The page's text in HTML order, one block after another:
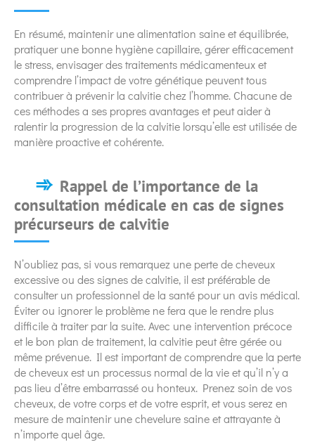
En résumé, maintenir une alimentation saine et équilibrée,
pratiquer une bonne hygiène capillaire, gérer efficacement
le stress, envisager des traitements médicamenteux et
comprendre l’impact de votre génétique peuvent tous
contribuer à prévenir la calvitie chez l’homme. Chacune de
ces méthodes a ses propres avantages et peut aider à
ralentir la progression de la calvitie lorsqu’elle est utilisée de
manière proactive et cohérente.
Rappel de l’importance de la
consultation médicale en cas de signes
précurseurs de calvitie
N’oubliez pas, si vous remarquez une perte de cheveux
excessive ou des signes de calvitie, il est préférable de
consulter un professionnel de la santé pour un avis médical.
Éviter ou ignorer le problème ne fera que le rendre plus
difficile à traiter par la suite. Avec une intervention précoce
et le bon plan de traitement, la calvitie peut être gérée ou
même prévenue. Il est important de comprendre que la perte
de cheveux est un processus normal de la vie et qu’il n’y a
pas lieu d’être embarrassé ou honteux. Prenez soin de vos
cheveux, de votre corps et de votre esprit, et vous serez en
mesure de maintenir une chevelure saine et attrayante à
n’importe quel âge.